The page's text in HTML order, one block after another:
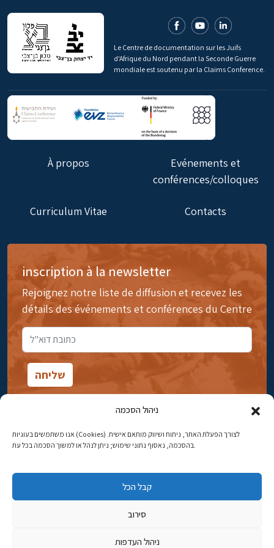
ניהול הסכמה
אנו משתמשים בעוגיות (Cookies) לצורך הפעלת האתר, ניתוח ושיווק מותאם אישית.
בהסכמה, נאסוף נתוני שימוש; ניתן לנהל או למשוך הסכמה בכל עת.
קבל הכל
סירוב
ניהול העדפות
Le Centre de documentation sur les Juifs
d'Afrique du Nord pendant la Seconde Guerre
mondiale est soutenu par la Claims Conference.
À propos
Evénements et
conférences/colloques
Curriculum Vitae Contacts
inscription à la newsletter
Rejoignez notre liste de diffusion et recevez les
détails des événements et conférences du Centre
14rue Ibn Gavirol, Rehavia, Jérusalem
Adresse électronique:najww2@ybz.org.il